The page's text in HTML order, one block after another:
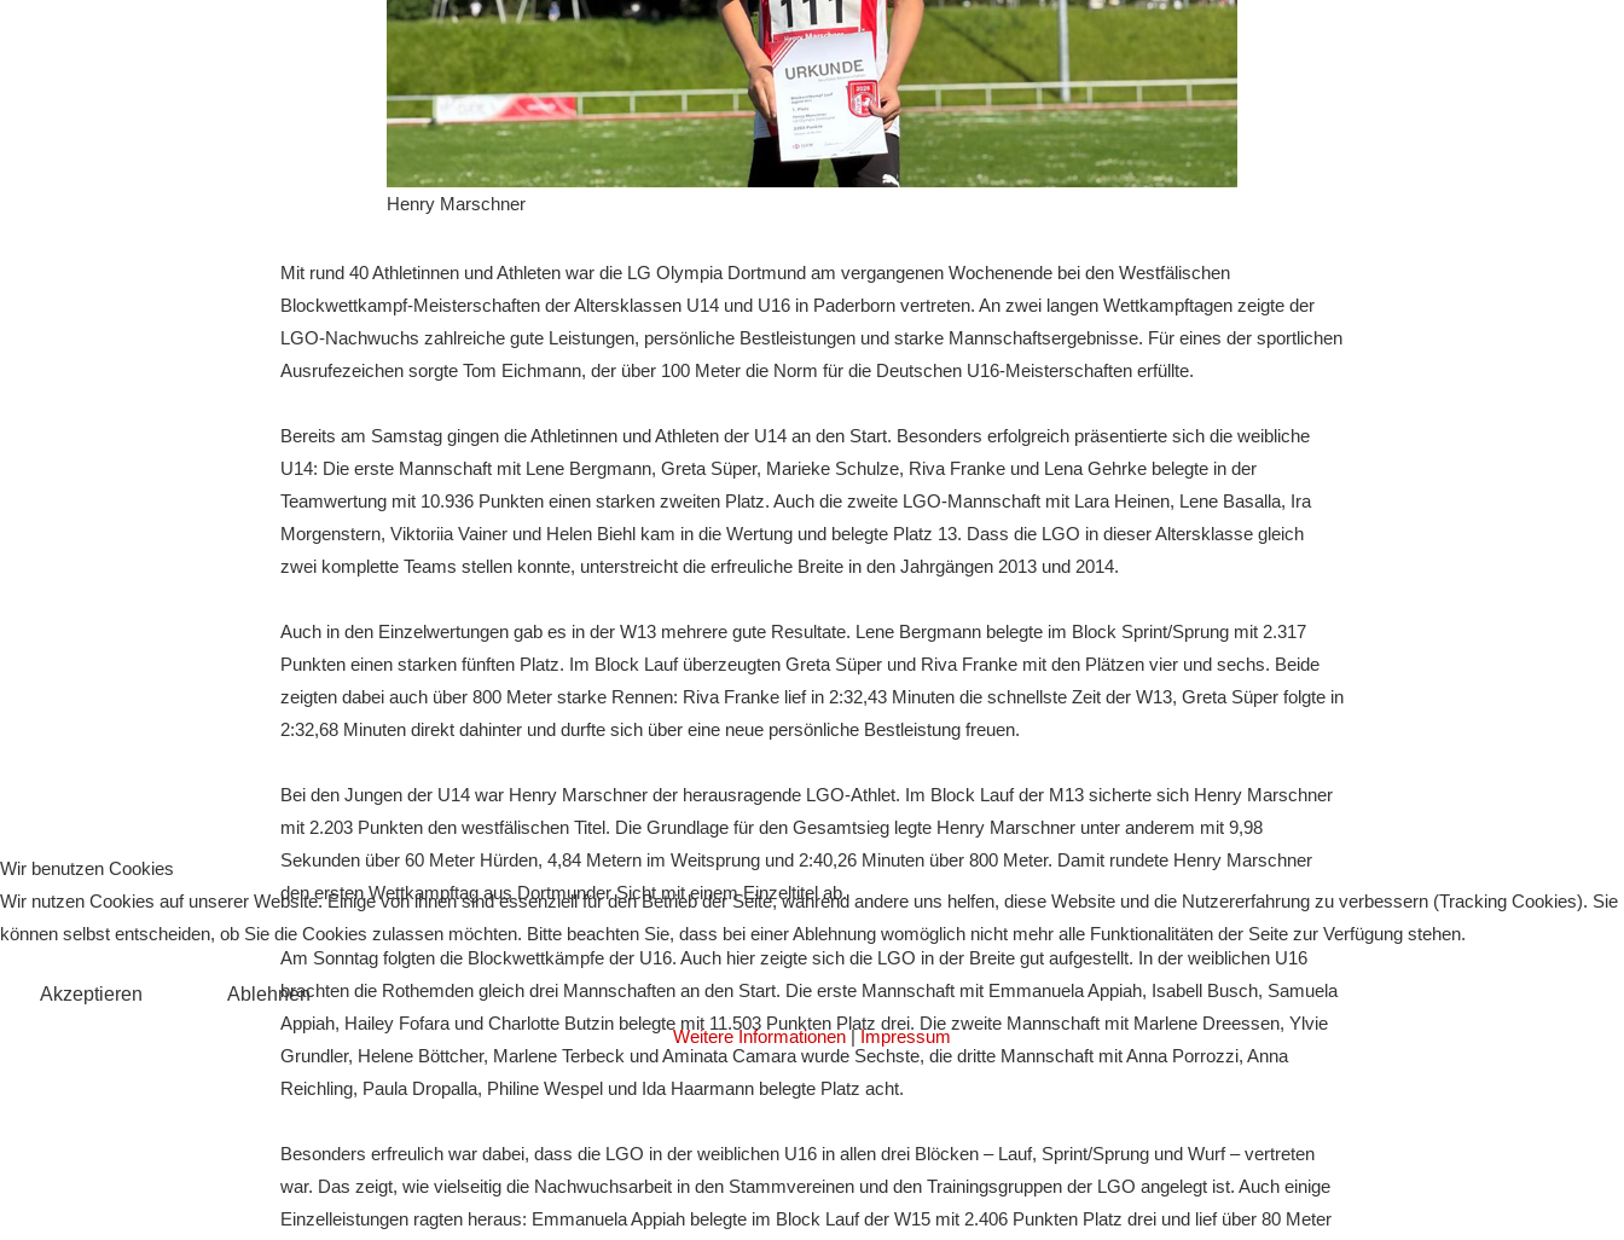
Henry Marschner
Mit rund 40 Athletinnen und Athleten war die LG Olympia Dortmund am vergangenen Wochenende bei den Westfälischen
Blockwettkampf-Meisterschaften der Altersklassen U14 und U16 in Paderborn vertreten. An zwei langen Wettkampftagen zeigte der
LGO-Nachwuchs zahlreiche gute Leistungen, persönliche Bestleistungen und starke Mannschaftsergebnisse. Für eines der sportlichen
Ausrufezeichen sorgte Tom Eichmann, der über 100 Meter die Norm für die Deutschen U16-Meisterschaften erfüllte.
Bereits am Samstag gingen die Athletinnen und Athleten der U14 an den Start. Besonders erfolgreich präsentierte sich die weibliche
U14: Die erste Mannschaft mit Lene Bergmann, Greta Süper, Marieke Schulze, Riva Franke und Lena Gehrke belegte in der
Teamwertung mit 10.936 Punkten einen starken zweiten Platz. Auch die zweite LGO-Mannschaft mit Lara Heinen, Lene Basalla, Ira
Morgenstern, Viktoriia Vainer und Helen Biehl kam in die Wertung und belegte Platz 13. Dass die LGO in dieser Altersklasse gleich
zwei komplette Teams stellen konnte, unterstreicht die erfreuliche Breite in den Jahrgängen 2013 und 2014.
Auch in den Einzelwertungen gab es in der W13 mehrere gute Resultate. Lene Bergmann belegte im Block Sprint/Sprung mit 2.317
Punkten einen starken fünften Platz. Im Block Lauf überzeugten Greta Süper und Riva Franke mit den Plätzen vier und sechs. Beide
zeigten dabei auch über 800 Meter starke Rennen: Riva Franke lief in 2:32,43 Minuten die schnellste Zeit der W13, Greta Süper folgte in
2:32,68 Minuten direkt dahinter und durfte sich über eine neue persönliche Bestleistung freuen.
Bei den Jungen der U14 war Henry Marschner der herausragende LGO-Athlet. Im Block Lauf der M13 sicherte sich Henry Marschner
mit 2.203 Punkten den westfälischen Titel. Die Grundlage für den Gesamtsieg legte Henry Marschner unter anderem mit 9,98
Sekunden über 60 Meter Hürden, 4,84 Metern im Weitsprung und 2:40,26 Minuten über 800 Meter. Damit rundete Henry Marschner
den ersten Wettkampftag aus Dortmunder Sicht mit einem Einzeltitel ab.
Am Sonntag folgten die Blockwettkämpfe der U16. Auch hier zeigte sich die LGO in der Breite gut aufgestellt. In der weiblichen U16
brachten die Rothemden gleich drei Mannschaften an den Start. Die erste Mannschaft mit Emmanuela Appiah, Isabell Busch, Samuela
Appiah, Hailey Fofara und Charlotte Butzin belegte mit 11.503 Punkten Platz drei. Die zweite Mannschaft mit Marlene Dreessen, Ylvie
Grundler, Helene Böttcher, Marlene Terbeck und Aminata Camara wurde Sechste, die dritte Mannschaft mit Anna Porrozzi, Anna
Reichling, Paula Dropalla, Philine Wespel und Ida Haarmann belegte Platz acht.
Besonders erfreulich war dabei, dass die LGO in der weiblichen U16 in allen drei Blöcken – Lauf, Sprint/Sprung und Wurf – vertreten
war. Das zeigt, wie vielseitig die Nachwuchsarbeit in den Stammvereinen und den Trainingsgruppen der LGO angelegt ist. Auch einige
Einzelleistungen ragten heraus: Emmanuela Appiah belegte im Block Lauf der W15 mit 2.406 Punkten Platz drei und lief über 80 Meter
Wir benutzen Cookies
Wir nutzen Cookies auf unserer Website. Einige von ihnen sind essenziell für den Betrieb der Seite, während andere uns helfen, diese Website und die Nutzererfahrung zu verbessern (Tracking Cookies). Sie
können selbst entscheiden, ob Sie die Cookies zulassen möchten. Bitte beachten Sie, dass bei einer Ablehnung womöglich nicht mehr alle Funktionalitäten der Seite zur Verfügung stehen.
Akzeptieren Ablehnen
Weitere Informationen|Impressum